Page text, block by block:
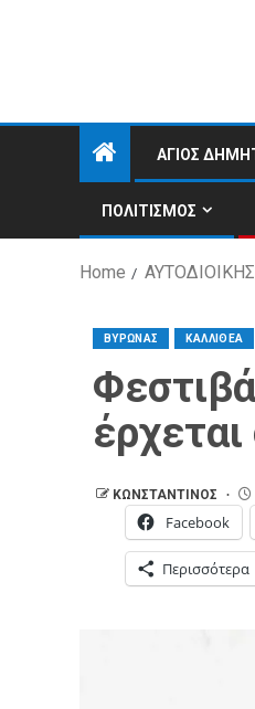
ΑΓΙΟΣ
ΠΟΛΙΤΙΣΜΟΣ
Home
ΒΥΡΩΝΑΣ ΚΑΛΛΙΘΕΑ
ΚΩΝΣΤΑΝΤΙΝΟΣ
Facebook
Περισσότερα